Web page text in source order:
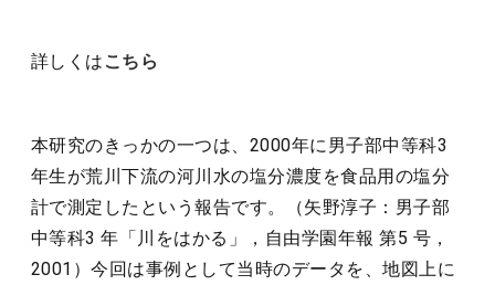
詳しくは こちら
本研究のきっかの一つは、2000年に男子部中等科3
年生が荒川下流の河川水の塩分濃度を食品用の塩分
計で測定したという報告です。（矢野淳子：男子部
中等科3 年「川をはかる」，自由学園年報 第5 号，
2001）今回は事例として当時のデータを、地図上に